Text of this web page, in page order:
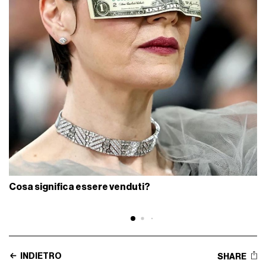
Cosa significa essere venduti?
INDIETRO SHARE